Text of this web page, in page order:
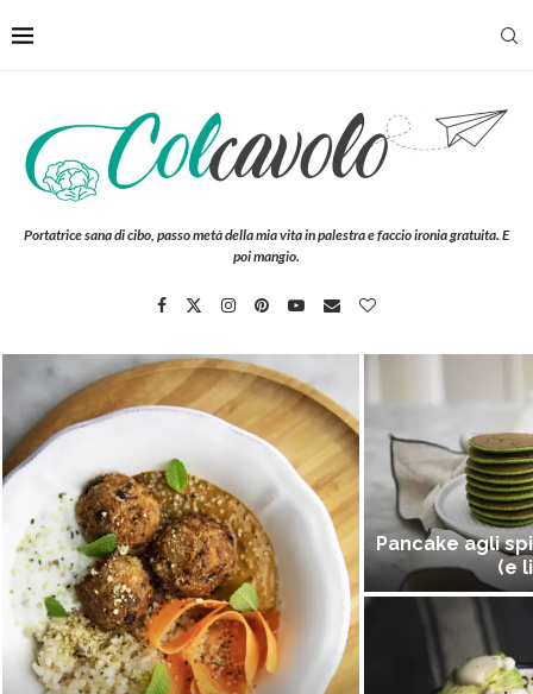
Portatrice sana di cibo, passo metà della mia vita in palestra e faccio ironia gratuita. E
poi mangio.
Pancake agli
(e